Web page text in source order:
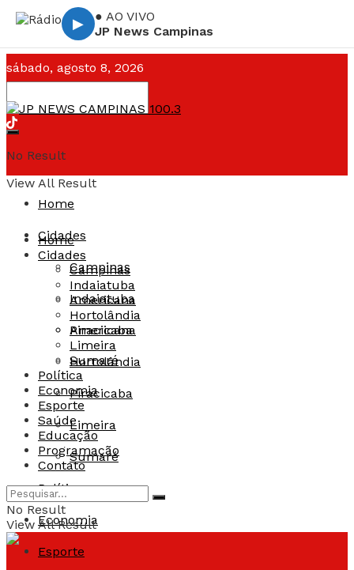
▶
● AO VIVO
JP News Campinas
sábado, agosto 8, 2026
No Result
View All Result
Home
Cidades
Campinas
Indaiatuba
Americana
Hortolândia
Piracicaba
Limeira
Sumaré
Política
Economia
Esporte
Home
Cidades
Campinas
Indaiatuba
Americana
Hortolândia
Piracicaba
Limeira
Sumaré
Política
Economia
Esporte
Saúde
Educação
Programação
Contato
No Result
View All Result